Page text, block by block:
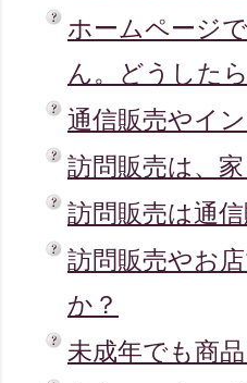
ホームページ
ん。どうした
通信販売やイ
訪問販売は、
訪問販売は通
訪問販売やお
か？
未成年でも商